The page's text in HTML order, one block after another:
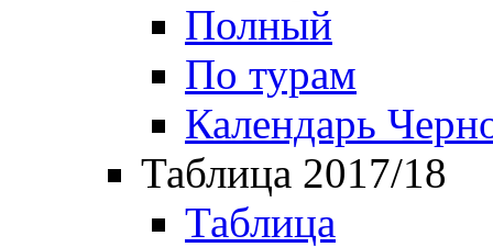
Полный
По турам
Календарь
Таблица 2017/18
Таблица